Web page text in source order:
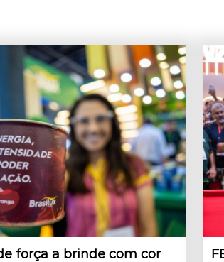
força a brinde com cor